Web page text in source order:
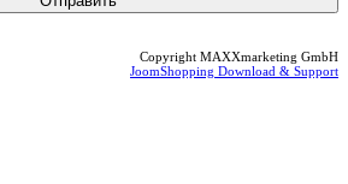
Copyright MAXXmarketing GmbH
JoomShopping Download & Support